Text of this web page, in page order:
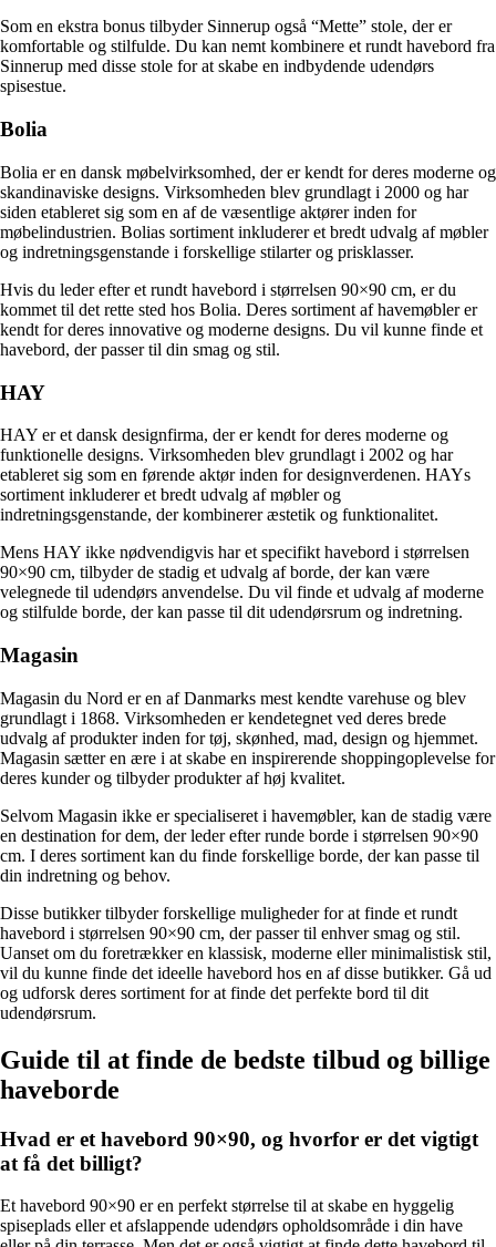
Som en ekstra bonus tilbyder Sinnerup også “Mette” stole, der er
komfortable og stilfulde. Du kan nemt kombinere et rundt havebord fra
Sinnerup med disse stole for at skabe en indbydende udendørs
spisestue.
Bolia
Bolia er en dansk møbelvirksomhed, der er kendt for deres moderne og
skandinaviske designs. Virksomheden blev grundlagt i 2000 og har
siden etableret sig som en af de væsentlige aktører inden for
møbelindustrien. Bolias sortiment inkluderer et bredt udvalg af møbler
og indretningsgenstande i forskellige stilarter og prisklasser.
Hvis du leder efter et rundt havebord i størrelsen 90×90 cm, er du
kommet til det rette sted hos Bolia. Deres sortiment af havemøbler er
kendt for deres innovative og moderne designs. Du vil kunne finde et
havebord, der passer til din smag og stil.
HAY
HAY er et dansk designfirma, der er kendt for deres moderne og
funktionelle designs. Virksomheden blev grundlagt i 2002 og har
etableret sig som en førende aktør inden for designverdenen. HAYs
sortiment inkluderer et bredt udvalg af møbler og
indretningsgenstande, der kombinerer æstetik og funktionalitet.
Mens HAY ikke nødvendigvis har et specifikt havebord i størrelsen
90×90 cm, tilbyder de stadig et udvalg af borde, der kan være
velegnede til udendørs anvendelse. Du vil finde et udvalg af moderne
og stilfulde borde, der kan passe til dit udendørsrum og indretning.
Magasin
Magasin du Nord er en af Danmarks mest kendte varehuse og blev
grundlagt i 1868. Virksomheden er kendetegnet ved deres brede
udvalg af produkter inden for tøj, skønhed, mad, design og hjemmet.
Magasin sætter en ære i at skabe en inspirerende shoppingoplevelse for
deres kunder og tilbyder produkter af høj kvalitet.
Selvom Magasin ikke er specialiseret i havemøbler, kan de stadig være
en destination for dem, der leder efter runde borde i størrelsen 90×90
cm. I deres sortiment kan du finde forskellige borde, der kan passe til
din indretning og behov.
Disse butikker tilbyder forskellige muligheder for at finde et rundt
havebord i størrelsen 90×90 cm, der passer til enhver smag og stil.
Uanset om du foretrækker en klassisk, moderne eller minimalistisk stil,
vil du kunne finde det ideelle havebord hos en af ​​disse butikker. Gå ud
og udforsk deres sortiment for at finde det perfekte bord til dit
udendørsrum.
Guide til at finde de bedste tilbud og billige
haveborde
Hvad er et havebord 90×90, og hvorfor er det vigtigt
at få det billigt?
Et havebord 90×90 er en perfekt størrelse til at skabe en hyggelig
spiseplads eller et afslappende udendørs opholdsområde i din have